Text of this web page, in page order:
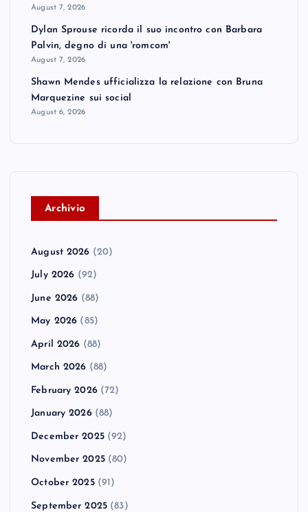
August 7, 2026
Dylan Sprouse ricorda il suo incontro con Barbara
Palvin, degno di una 'romcom'
August 7, 2026
Shawn Mendes ufficializza la relazione con Bruna
Marquezine sui social
August 6, 2026
Archivio
August 2026 (20)
July 2026 (92)
June 2026 (88)
May 2026 (85)
April 2026 (88)
March 2026 (88)
February 2026(72)
January 2026(88)
December 2025(92)
November 2025(80)
October 2025(91)
September 2025 (83)